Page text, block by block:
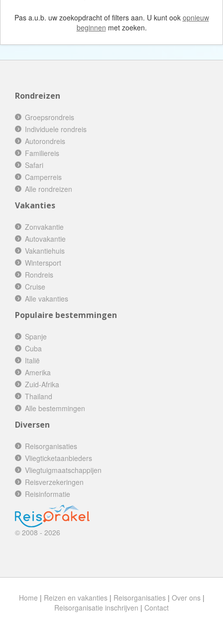
Pas a.u.b. uw zoekopdracht of filters aan. U kunt ook opnieuw
beginnen met zoeken.
Rondreizen
Groepsrondreis
Individuele rondreis
Autorondreis
Familiereis
Safari
Camperreis
Alle rondreizen
Vakanties
Zonvakantie
Autovakantie
Vakantiehuis
Wintersport
Rondreis
Cruise
Alle vakanties
Populaire bestemmingen
Spanje
Cuba
Italië
Amerika
Zuid-Afrika
Thailand
Alle bestemmingen
Diversen
Reisorganisaties
Vliegticketaanbieders
Vliegtuigmaatschappijen
Reisverzekeringen
Reisinformatie
© 2008 - 2026
Home | Reizen en vakanties| Reisorganisaties| Over ons|
Reisorganisatie inschrijven | Contact